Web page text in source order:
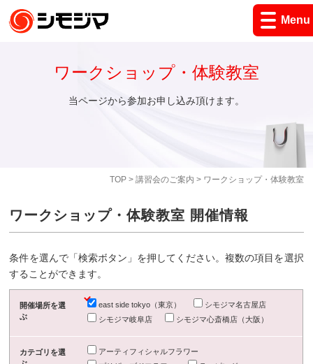
Menu
TOP> 講習会のご案内 > ワークショップ・体験教室
ワークショップ・体験教室
当ページから参加お申し込み頂けます。
ワークショップ・体験教室 開催情報
条件を選んで「検索ボタン」を押してください。複数の項目を選択
することができます。
開催場所を選
ぶ
east side tokyo（東京）
シモジマ名古屋店
シモジマ岐阜店
シモジマ心斎橋店（大阪）
カテゴリを選
アーティフィシャルフラワー